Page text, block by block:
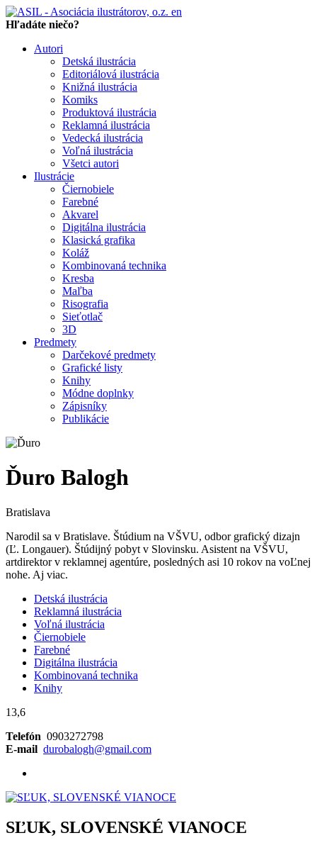
en
Hľadáte niečo?
Autori
Detská ilustrácia
Editoriálová ilustrácia
Knižná ilustrácia
Komiks
Produktová ilustrácia
Reklamná ilustrácia
Vedecká ilustrácia
Voľná ilustrácia
Všetci autori
Ilustrácie
Čiernobiele
Farebné
Akvarel
Digitálna ilustrácia
Klasická grafika
Koláž
Kombinovaná technika
Kresba
Maľba
Risografia
Sieťotlač
3D
Predmety
Darčekové predmety
Grafické listy
Knihy
Módne doplnky
Zápisníky
Publikácie
Ďuro Balogh
Bratislava
Narodil sa v Bratislave. Štúdium na VŠVU, odbor grafický dizajn
(Ľ. Longauer). Štúdijný pobyt v Slovinsku. Asistent na VŠVU,
artdirektor v reklamnej agentúre, posledných asi 10 rokov na voĽnej
nohe. Aj viac.
Detská ilustrácia
Reklamná ilustrácia
Voľná ilustrácia
Čiernobiele
Farebné
Digitálna ilustrácia
Kombinovaná technika
Knihy
13,6
Telefón 0903272798
E-mail durobalogh@gmail.com
SĽUK, SLOVENSKÉ VIANOCE